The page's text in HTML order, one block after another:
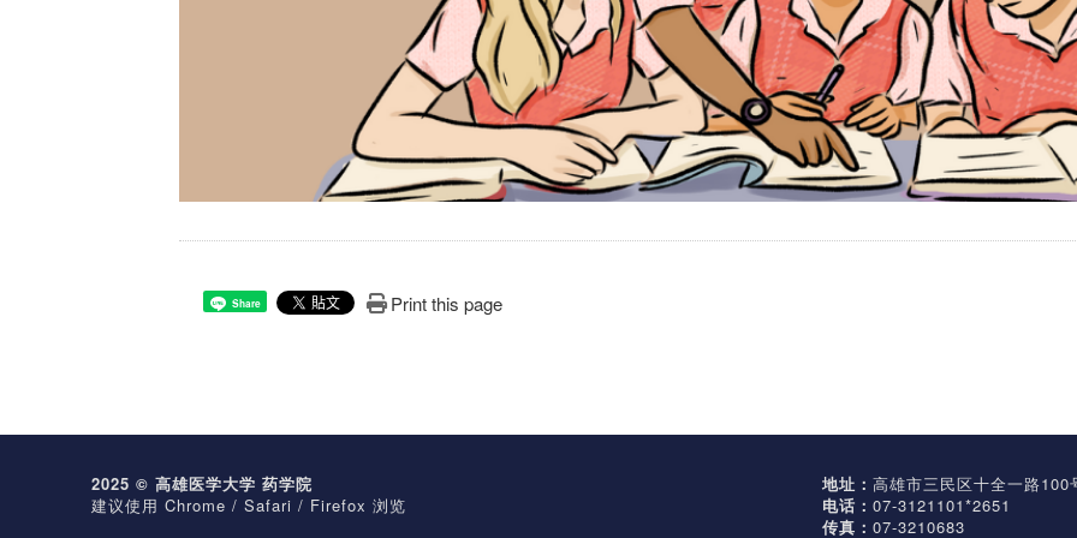
Share Print this page
2025 © 高雄医学大学 药学院
建议使用 Chrome / Safari / Firefox 浏览
地址：高雄市三民区十全一路100
电话：07-3121101*2651
传真：07-3210683